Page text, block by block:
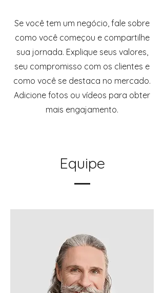
Se você tem um negócio, fale sobre
como você começou e compartilhe
sua jornada. Explique seus valores,
seu compromisso com os clientes e
como você se destaca no mercado.
Adicione fotos ou vídeos para obter
mais engajamento.
Equipe